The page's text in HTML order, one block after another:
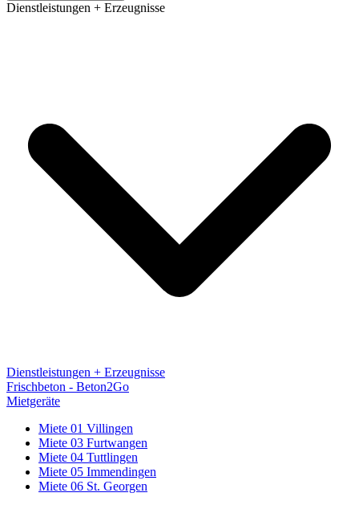
Dienstleistungen + Erzeugnisse
Dienstleistungen + Erzeugnisse
Frischbeton - Beton2Go
Mietgeräte
Miete 01 Villingen
Miete 03 Furtwangen
Miete 04 Tuttlingen
Miete 05 Immendingen
Miete 06 St. Georgen